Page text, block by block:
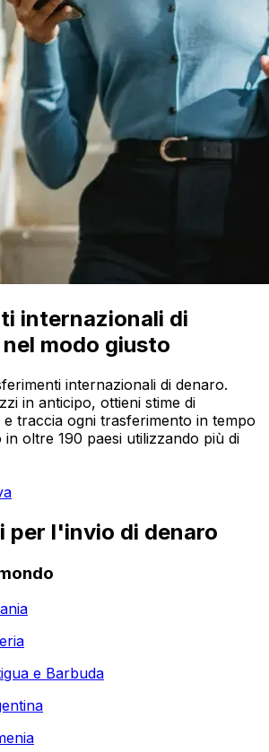
internazionali di
modo giusto
internazionali di denaro.
in anticipo, ottieni stime di
e traccia ogni trasferimento in tempo
in oltre 190 paesi utilizzando più di
per l'invio di denaro
e Barbuda